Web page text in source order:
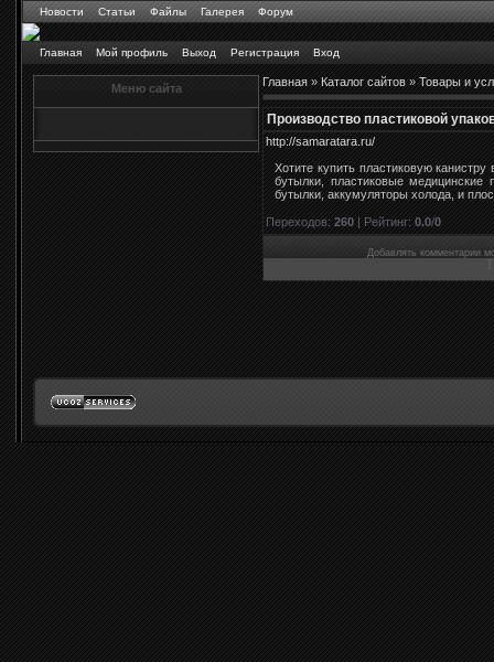
Новости Статьи Файлы Галерея Форум
Главная Мой профиль Выход Регистрация Вход
Меню сайта Главная»Каталог сайтов»Товары и
Производство пластиковой
http://samaratara.ru/
Хотите купить пластиковую
бутылки, пластиковые
бутылки, аккумуляторы холода, и
Переходов:260|Рейтинг:0.0/0
Добавлять комментарии